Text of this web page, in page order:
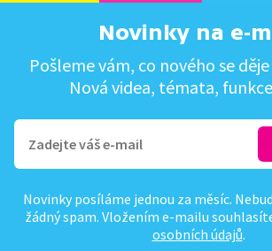
Novinky na e-
Pošleme vám, co nového se
Nová videa, témata,
Novinky posíláme jednou za měsíc.
žádný spam. Vložením e-mailu
osobních údajů.